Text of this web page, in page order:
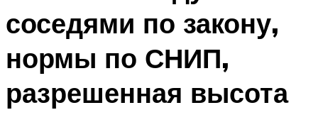
соседями по закону,
нормы по СНИП,
разрешенная высота